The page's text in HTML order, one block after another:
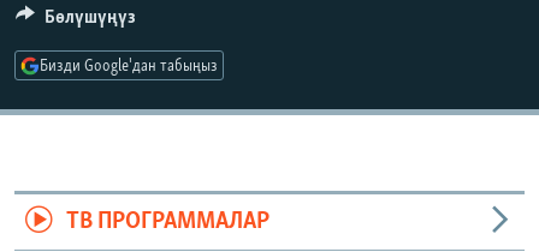
Бөлүшүңүз
Бизди Google'дан табыңыз
ТВ ПРОГРАММАЛАР